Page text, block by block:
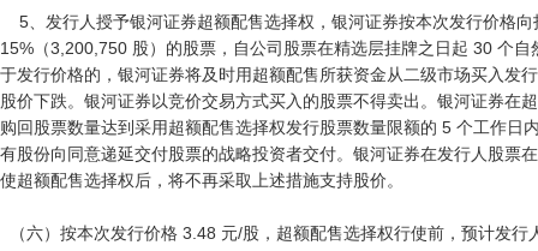
15%（3,200,750 股）的股票，自公司股票在精选层挂牌之日起 30 个
于发行价格的，银河证券将及时用超额配售所获资金从二级市场买入发
股价下跌。银河证券以竞价交易方式买入的股票不得卖出。银河证券在
购回股票数量达到采用超额配售选择权发行股票数量限额的 5 个工作日
有股份向同意递延交付股票的战略投资者交付。银河证券在发行人股票
使超额配售选择权后，将不再采取上述措施支持股价。